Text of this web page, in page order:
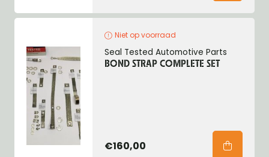
Niet op voorraad
Seal Tested Automotive Parts
BOND STRAP COMPLETE SET
€160,00